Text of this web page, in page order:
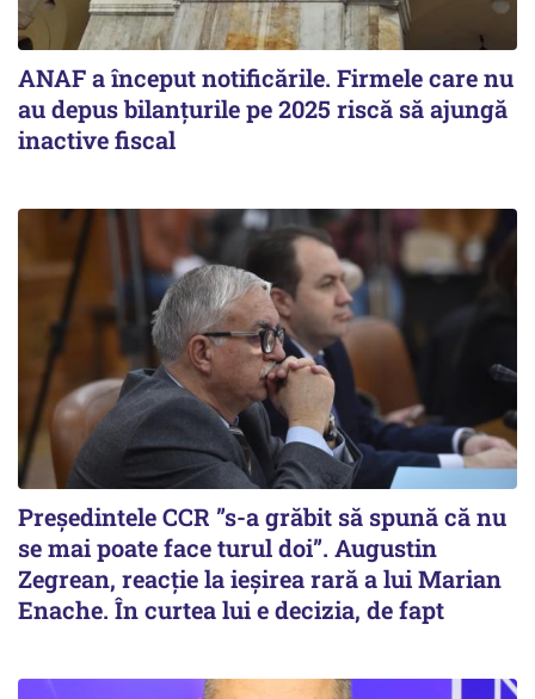
ANAF a început notificările. Firmele care nu
au depus bilanțurile pe 2025 riscă să ajungă
inactive fiscal
Președintele CCR ”s-a grăbit să spună că nu
se mai poate face turul doi”. Augustin
Zegrean, reacție la ieșirea rară a lui Marian
Enache. În curtea lui e decizia, de fapt